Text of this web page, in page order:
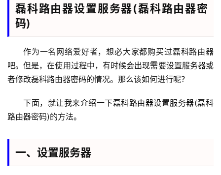
磊科路由器设置服务器(磊科路由器密
码)
作为一名网络爱好者，想必大家都购买过磊科路由器
吧。但是，在使用过程中，有时候会出现需要设置服务器或
者修改磊科路由器密码的情况。那么该如何进行呢？
下面，就让我来介绍一下磊科路由器设置服务器(磊科
路由器密码)的方法。
一、设置服务器